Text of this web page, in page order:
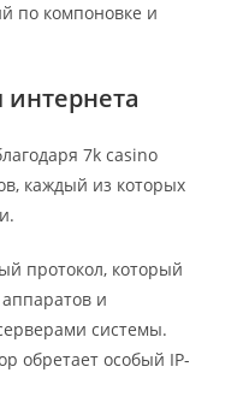
по компоновке и
7k casino
каждый из которых
протокол, который
и
системы.
обретает особый IP-